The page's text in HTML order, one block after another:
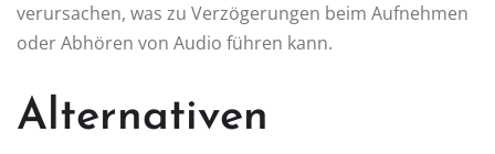
verursachen, was zu Verzögerungen beim Aufnehmen
oder Abhören von Audio führen kann.
Alternativen